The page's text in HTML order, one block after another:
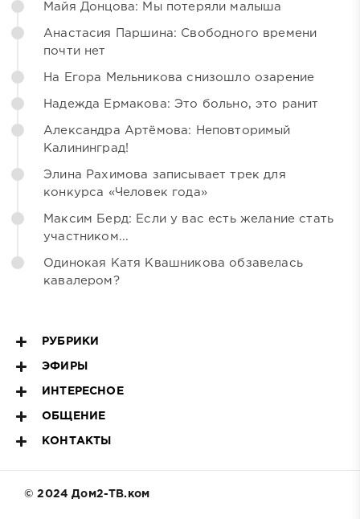
Майя Донцова: Мы потеряли малыша
Анастасия Паршина: Свободного времени
почти нет
На Егора Мельникова снизошло озарение
Надежда Ермакова: Это больно, это ранит
Александра Артёмова: Неповторимый
Калининград!
Элина Рахимова записывает трек для
конкурса «Человек года»
Максим Берд: Если у вас есть желание стать
участником...
Одинокая Катя Квашникова обзавелась
кавалером?
РУБРИКИ
ЭФИРЫ
ИНТЕРЕСНОЕ
ОБЩЕНИЕ
КОНТАКТЫ
© 2024 Дом2-ТВ.ком